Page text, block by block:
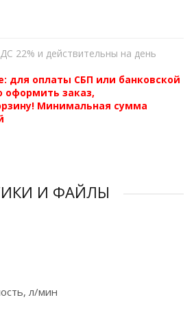
22% и действительны на день
для оплаты СБП или банковской
оформить заказ,
Минимальная сумма
И ФАЙЛЫ
л/мин